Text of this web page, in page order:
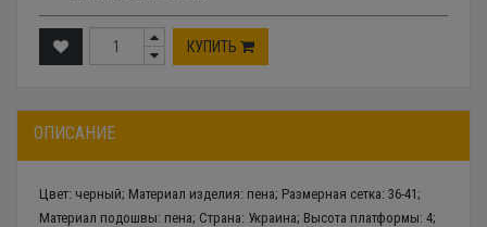
КУПИТЬ
ОПИСАНИЕ
Цвет: черный; Материал изделия: пена; Размерная сетка: 36-41;
Материал подошвы: пена; Страна: Украина; Высота платформы: 4;